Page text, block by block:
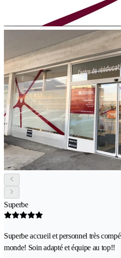
Superbe
Superbe accueil et personnel très
monde! Soin adapté et équipe au top!!